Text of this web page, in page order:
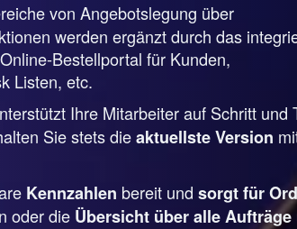
von Angebotslegung über
werden ergänzt durch das
Bestellportal für Kunden,
Listen, etc.
Ihre Mitarbeiter auf Schritt und
Sie stets dieaktuellste Version
Kennzahlen bereit und sorgt für
oder die Übersicht über alle Aufträge